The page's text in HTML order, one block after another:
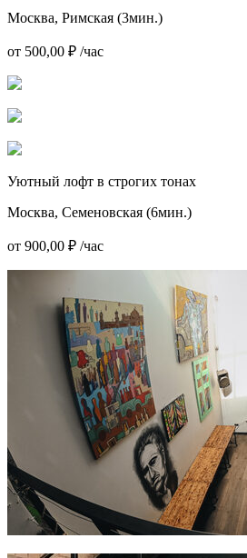
Москва, Римская (3мин.)
от 500,00 ₽ /час
Уютный лофт в строгих тонах
Москва, Семеновская (6мин.)
от 900,00 ₽ /час